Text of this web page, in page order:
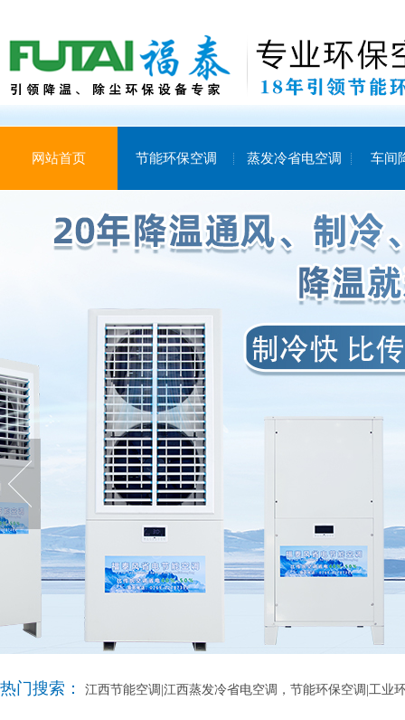
网站首页 节能环保空调 蒸发冷省电空调 车间
热门搜索： 江西节能空调|江西蒸发冷省电空调，节能环保空调|工业